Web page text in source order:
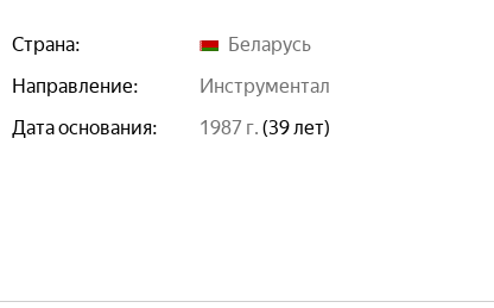
Страна:
Беларусь
Направление:
инструментал
Дата основания:
1987 г. (39 лет)